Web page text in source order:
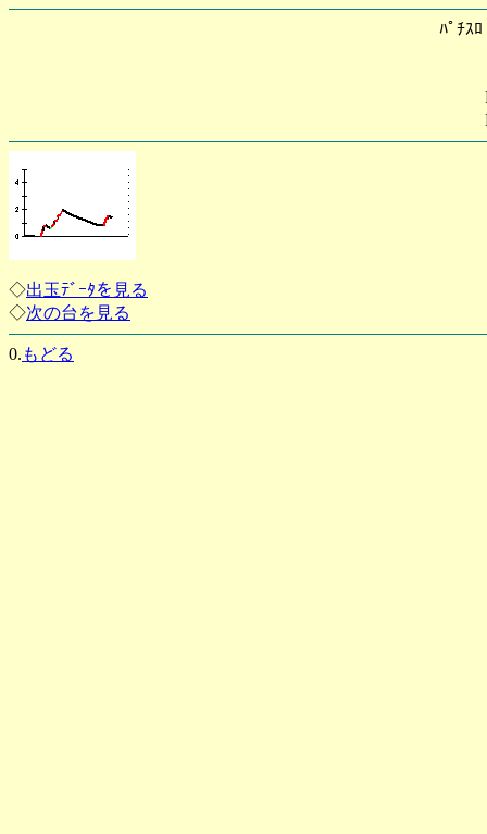
ﾊﾟﾁｽ
◇出玉ﾃﾞｰﾀを見る
◇次の台を見る
0. もどる